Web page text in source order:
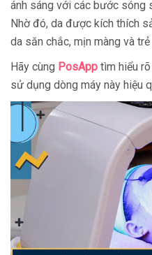
ánh sáng với các bước sóng
Nhờ đó, da được kích thích
da săn chắc, mịn màng và trẻ
Hãy cùng PosApp tìm hiểu
sử dụng dòng máy này hiệu